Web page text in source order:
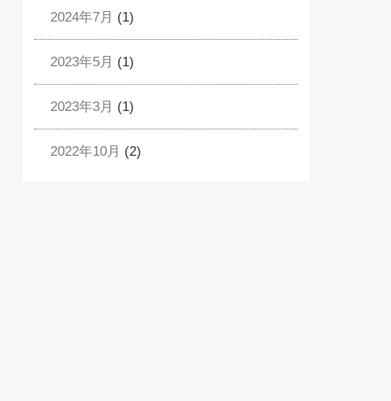
2024年7月 (1)
2023年5月 (1)
2023年3月 (1)
2022年10月 (2)